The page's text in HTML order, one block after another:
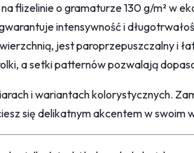
flizelinie o gramaturze 130 g/m² w
intensywność i
jest paroprzepuszczalny i
a setki patternów pozwalają
i wariantach kolorystycznych.
się delikatnym akcentem w swoim